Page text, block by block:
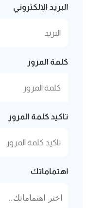
البريد الإلكتروني
كلمة المرور
تاكيد كلمة المرور
اهتماماتك